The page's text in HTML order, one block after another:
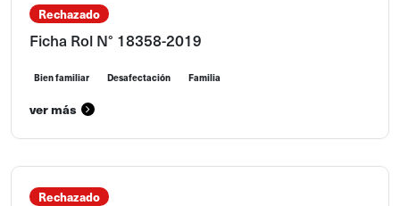
Rechazado
Ficha Rol N° 18358-2019
Bien familiar Desafectación Familia
ver más
Rechazado